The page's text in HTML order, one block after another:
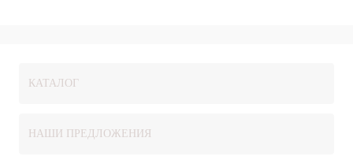
КАТАЛОГ
НАШИ ПРЕДЛОЖЕНИЯ